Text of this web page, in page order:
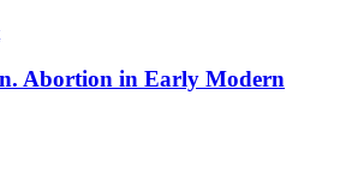
Abortion in Early Modern